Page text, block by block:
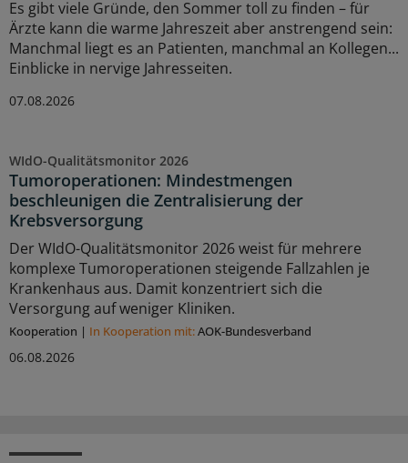
Es gibt viele Gründe, den Sommer toll zu finden – für
Ärzte kann die warme Jahreszeit aber anstrengend sein:
Manchmal liegt es an Patienten, manchmal an Kollegen...
Einblicke in nervige Jahresseiten.
07.08.2026
WIdO-Qualitätsmonitor 2026
Tumoroperationen: Mindestmengen
beschleunigen die Zentralisierung der
Krebsversorgung
Der WIdO-Qualitätsmonitor 2026 weist für mehrere
komplexe Tumoroperationen steigende Fallzahlen je
Krankenhaus aus. Damit konzentriert sich die
Versorgung auf weniger Kliniken.
Kooperation | In Kooperation mit:AOK-Bundesverband
06.08.2026